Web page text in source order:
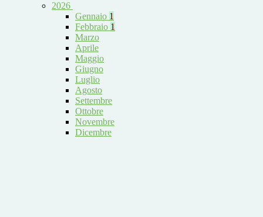
2026
Gennaio 1
Febbraio 1
Marzo
Aprile
Maggio
Giugno
Luglio
Agosto
Settembre
Ottobre
Novembre
Dicembre